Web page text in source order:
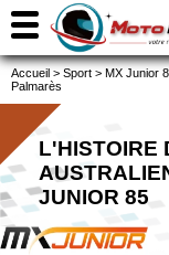
Accueil > Sport > MX Junior
Palmarès
L'HISTOIRE
JUNIOR 85